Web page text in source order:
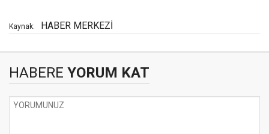
Kaynak: HABER MERKEZİ
HABERE YORUM KAT